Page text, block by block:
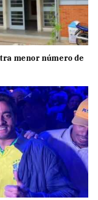
menor número de